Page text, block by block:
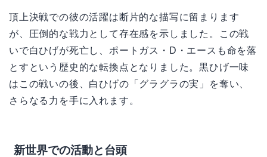
頂上決戦での彼の活躍は断片的な描写に留まります
が、圧倒的な戦力として存在感を示しました。この戦
いで白ひげが死亡し、ポートガス・D・エースも命を落
とすという歴史的な転換点となりました。黒ひげ一味
はこの戦いの後、白ひげの「グラグラの実」を奪い、
さらなる力を手に入れます。
新世界での活動と台頭